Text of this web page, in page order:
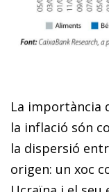
La importància
la inflació són
la dispersió
origen: un xoc